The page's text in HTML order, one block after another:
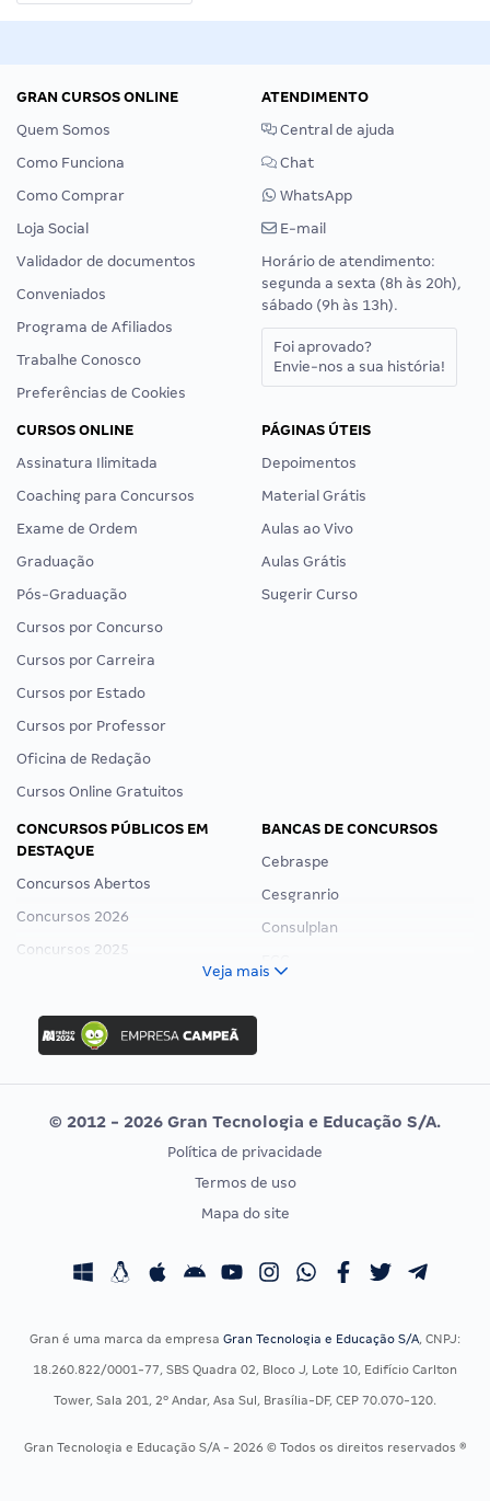
GRAN CURSOS ONLINE
Quem Somos
Como Funciona
Como Comprar
Loja Social
Validador de documentos
Conveniados
Programa de Afiliados
Trabalhe Conosco
Preferências de Cookies
ATENDIMENTO
Central de ajuda
Chat
WhatsApp
E-mail
Horário de atendimento:
segunda a sexta (8h às 20h),
sábado (9h às 13h).
Foi aprovado?
Envie-nos a sua história!
CURSOS ONLINE
Assinatura Ilimitada
Coaching para Concursos
Exame de Ordem
Graduação
Pós-Graduação
Cursos por Concurso
Cursos por Carreira
Cursos por Estado
Cursos por Professor
Oficina de Redação
Cursos Online Gratuitos
PÁGINAS ÚTEIS
Depoimentos
Material Grátis
Aulas ao Vivo
Aulas Grátis
Sugerir Curso
CONCURSOS PÚBLICOS EM
DESTAQUE
Concursos Abertos
Concursos 2026
Concursos 2025
Concurso Ibama
Concurso MPU
Editais publicados
BANCAS DE CONCURSOS
Cebraspe
Cesgranrio
Consulplan
Vunesp
CONCURSOS POR PROFISSÃO
Concursos Fiscais
Concursos Saúde
Residência Multiprofissional
EXAME DE ORDEM
Calendário OAB
Veja mais
© 2012 - 2026 Gran Tecnologia e Educação S/A.
Política de privacidade
Termos de uso
Mapa do site
Gran é uma marca da empresa Gran Tecnologia e Educação S/A, CNPJ:
18.260.822/0001-77, SBS Quadra 02, Bloco J, Lote 10, Edifício Carlton
Tower, Sala 201, 2º Andar, Asa Sul, Brasília-DF, CEP 70.070-120.
Gran Tecnologia e Educação S/A - 2026 © Todos os direitos reservados ®